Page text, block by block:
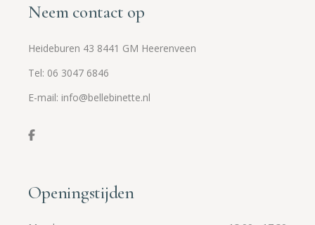
Neem contact op
Heideburen 43 8441 GM Heerenveen
Tel: 06 3047 6846
E-mail: info@bellebinette.nl
Openingstijden